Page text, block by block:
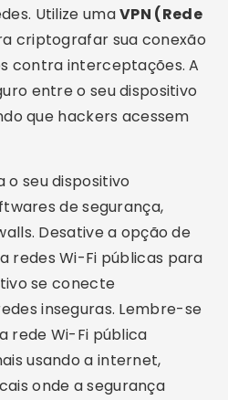
Utilize umaVPN (Rede
criptografar sua conexão
contra interceptações. A
entre o seu dispositivo
que hackers acessem
o seu dispositivo
de segurança,
Desative a opção de
redes Wi-Fi públicas para
se conecte
inseguras. Lembre-se
rede Wi-Fi pública
usando a internet,
onde a segurança